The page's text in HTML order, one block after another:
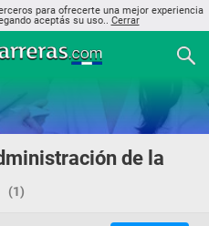
para ofrecerte una mejor experiencia
aceptás su uso.. Cerrar
de la
(1)